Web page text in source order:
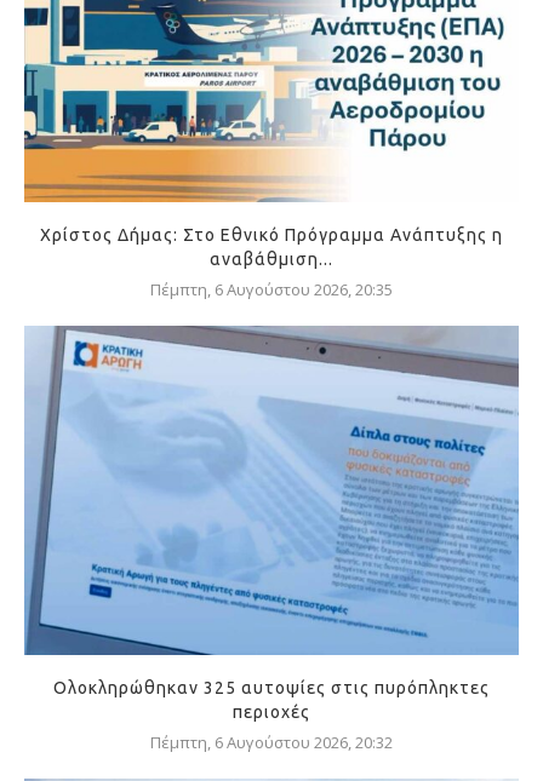
Χρίστος Δήμας: Στο Εθνικό Πρόγραμμα Ανάπτυξης η
αναβάθμιση...
Πέμπτη, 6 Αυγούστου 2026, 20:35
Ολοκληρώθηκαν 325 αυτοψίες στις πυρόπληκτες
περιοχές
Πέμπτη, 6 Αυγούστου 2026, 20:32